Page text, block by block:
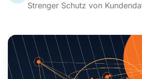
Strenger Schutz von